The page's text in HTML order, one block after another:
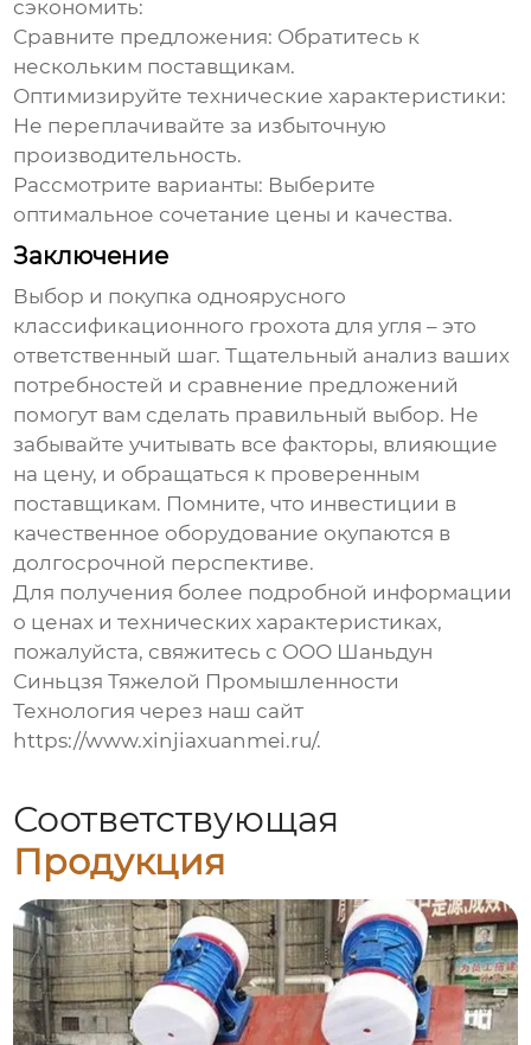
сэкономить:
Сравните предложения: Обратитесь к
нескольким поставщикам.
Оптимизируйте технические характеристики:
Не переплачивайте за избыточную
производительность.
Рассмотрите варианты: Выберите
оптимальное сочетание цены и качества.
Заключение
Выбор и покупка одноярусного
классификационного грохота для угля – это
ответственный шаг. Тщательный анализ ваших
потребностей и сравнение предложений
помогут вам сделать правильный выбор. Не
забывайте учитывать все факторы, влияющие
на цену, и обращаться к проверенным
поставщикам. Помните, что инвестиции в
качественное оборудование окупаются в
долгосрочной перспективе.
Для получения более подробной информации
о ценах и технических характеристиках,
пожалуйста, свяжитесь с ООО Шаньдун
Синьцзя Тяжелой Промышленности
Технология через наш сайт
https://www.xinjiaxuanmei.ru/.
Соответствующая
Продукция